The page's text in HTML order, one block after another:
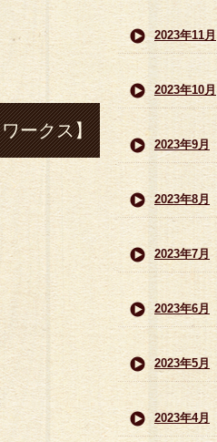
ークス】
ワーク
#ハンド
#silver#シ
ダーメイド
2023年11月
2023年10月
2023年9月
2023年8月
2023年7月
2023年6月
2023年5月
2023年4月